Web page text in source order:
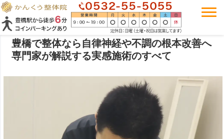
豊橋で整体なら自律神経や不調の根本改善へ
専門家が解説する実感施術のすべて